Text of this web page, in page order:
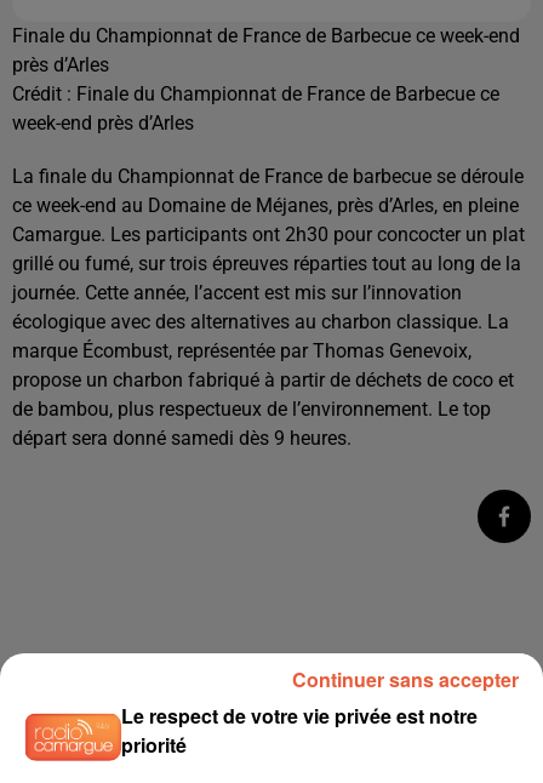
Finale du Championnat de France de Barbecue ce week-end
près d’Arles
Crédit : Finale du Championnat de France de Barbecue ce
week-end près d’Arles
La finale du Championnat de France de barbecue se déroule
ce week-end au Domaine de Méjanes, près d’Arles, en pleine
Camargue. Les participants ont 2h30 pour concocter un plat
grillé ou fumé, sur trois épreuves réparties tout au long de la
journée. Cette année, l’accent est mis sur l’innovation
écologique avec des alternatives au charbon classique. La
marque Écombust, représentée par Thomas Genevoix,
propose un charbon fabriqué à partir de déchets de coco et
de bambou, plus respectueux de l’environnement. Le top
départ sera donné samedi dès 9 heures.
Le respect de votre vie privée est notre
priorité
Continuer sans accepter